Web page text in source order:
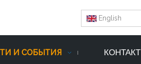
English
И СОБЫТИЯ КОНТАКТ